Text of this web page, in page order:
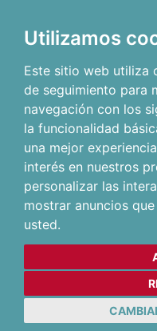
Utilizamos
Este sitio web utiliza
de seguimiento para
navegación con los
la funcionalidad
una mejor
interés en nuestros
personalizar las
mostrar anuncios
usted.